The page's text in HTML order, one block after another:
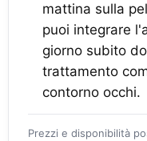
mattina sulla
puoi integrare
giorno subito
trattamento
contorno occhi.
Prezzi e disponibilità